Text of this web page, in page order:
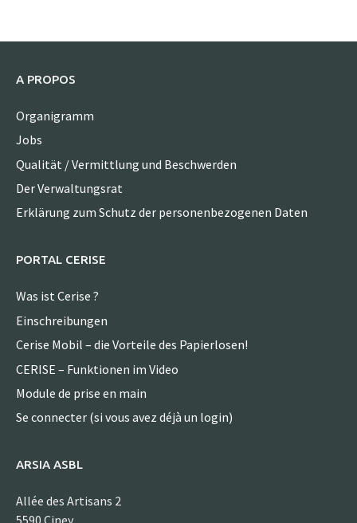
A PROPOS
Organigramm
Jobs
Qualität / Vermittlung und Beschwerden
Der Verwaltungsrat
Erklärung zum Schutz der personenbezogenen Daten
PORTAL CERISE
Was ist Cerise ?
Einschreibungen
Cerise Mobil – die Vorteile des Papierlosen!
CERISE – Funktionen im Video
Module de prise en main
Se connecter (si vous avez déjà un login)
ARSIA ASBL
Allée des Artisans 2